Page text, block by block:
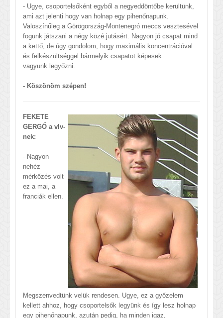
- Ugye, csoportelsőként egyből a negyeddöntőbe kerültünk,
ami azt jelenti hogy van holnap egy pihenőnapunk.
Valoszínűleg a Görögország-Montenegró meccs vesztesével
fogunk játszani a négy közé jutásért. Nagyon jó csapat mind
a kettő, de úgy gondolom, hogy maximális koncentrációval
és felkészültséggel bármelyik csapatot képesek
vagyunk legyőzni.
- Köszönöm szépen!
FEKETE
GERGŐ a vlv-
nek:
- Nagyon
nehéz
mérkőzés volt
ez a mai, a
franciák ellen.
Megszenvedtünk velük rendesen. Ugye, ez a győzelem
kellett ahhoz, hogy csoportelsők legyünk és így lesz holnap
egy pihenőnapunk, azután pedig, ha minden igaz,